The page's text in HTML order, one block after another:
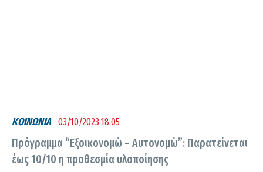
ΚΟΙΝΩΝΙΑ 03/10/2023 18:05
Πρόγραμμα “Εξοικονομώ – Αυτονομώ”: Παρατείνεται
έως 10/10 η προθεσμία υλοποίησης